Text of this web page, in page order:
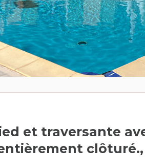
et traversante
clôturé.,